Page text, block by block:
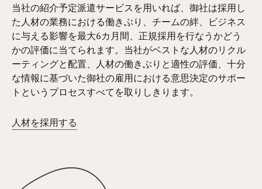
当社の紹介予定派遣サービスを用いれば、御社は採用し
た人材の業務における働きぶり、チームの絆、ビジネス
に与える影響を最大6カ月間、正規採用を行なうかどう
かの評価に当てられます。当社がベストな人材のリクル
ーティングと配置、人材の働きぶりと適性の評価、十分
な情報に基づいた御社の雇用における意思決定のサポー
トというプロセスすべてを取りしきります。
人材を採用する